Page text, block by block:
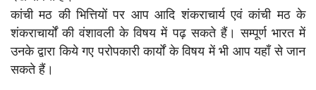
कांची मठ की भित्तियों पर आप आदि शंकराचार्य एवं कांची मठ के
शंकराचार्यों की वंशावली के विषय में पढ़ सकते हैं। सम्पूर्ण भारत में
उनके द्वारा किये गए परोपकारी कार्यों के विषय में भी आप यहाँ से जान
सकते हैं।